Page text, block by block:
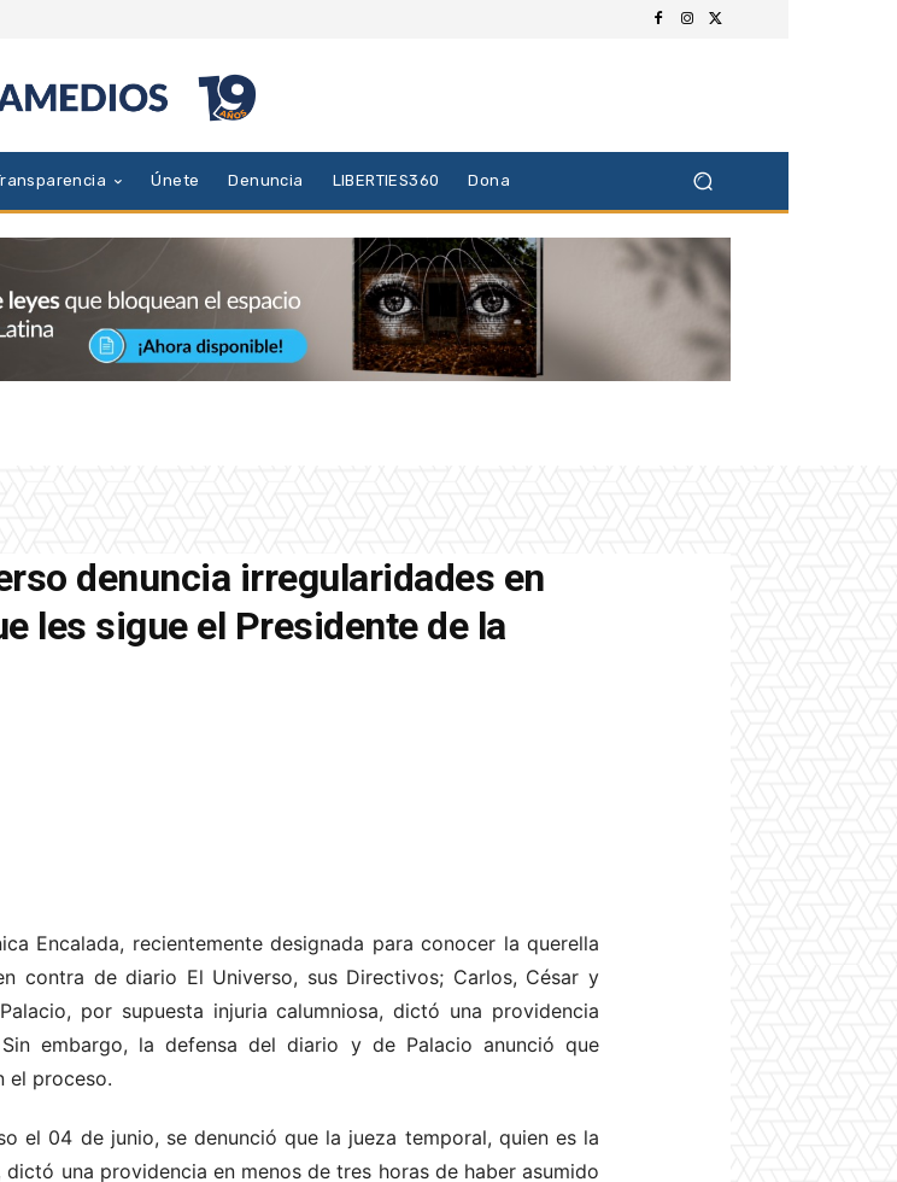
Únete Denuncia LIBERTIES360 Dona
denuncia irregularidades en
les sigue el Presidente de la
Encalada, recientemente designada para conocer la querella
contra de diario El Universo, sus Directivos; Carlos, César y
por supuesta injuria calumniosa, dictó una providencia
embargo, la defensa del diario y de Palacio anunció que
el proceso.
el 04 de junio, se denunció que la jueza temporal, quien es la
una providencia en menos de tres horas de haber asumido